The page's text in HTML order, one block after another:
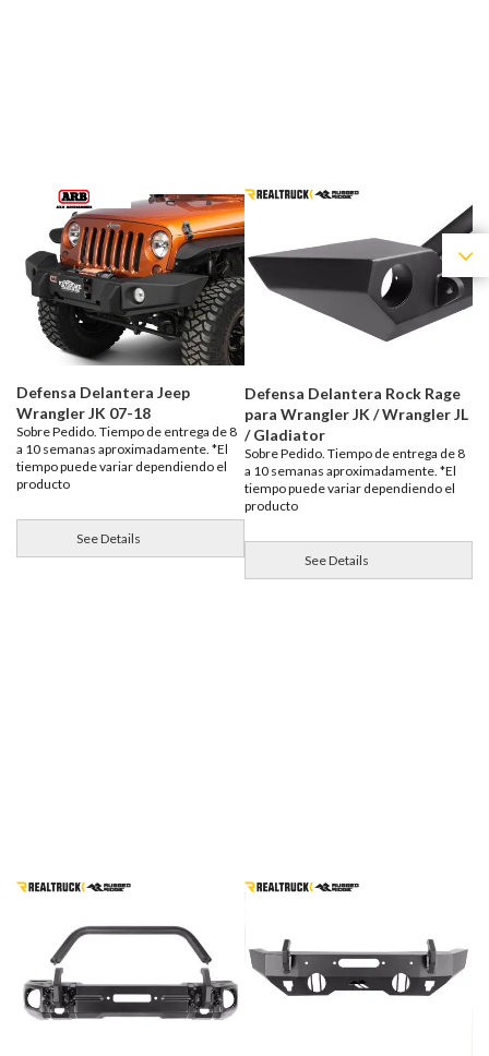
Defensa Delantera Jeep
Wrangler JK 07-18
Sobre Pedido. Tiempo de entrega de 8
a 10 semanas aproximadamente. *El
tiempo puede variar dependiendo el
producto
See Details
Defensa Delantera Rock Rage
para Wrangler JK / Wrangler JL
/ Gladiator
Sobre Pedido. Tiempo de entrega de 8
a 10 semanas aproximadamente. *El
tiempo puede variar dependiendo el
producto
See Details